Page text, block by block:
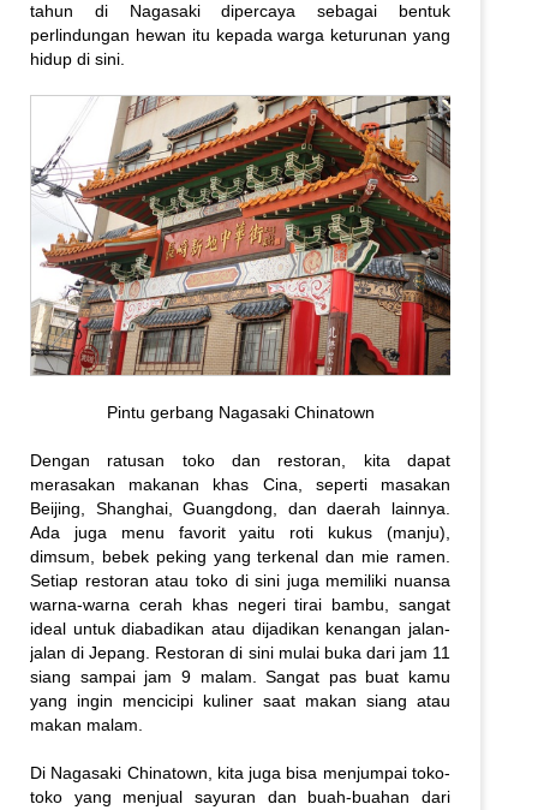
tahun di Nagasaki dipercaya sebagai bentuk
perlindungan hewan itu kepada warga keturunan yang
hidup di sini.
Pintu gerbang Nagasaki Chinatown
Dengan ratusan toko dan restoran, kita dapat
merasakan makanan khas Cina, seperti masakan
Beijing, Shanghai, Guangdong, dan daerah lainnya.
Ada juga menu favorit yaitu roti kukus (manju),
dimsum, bebek peking yang terkenal dan mie ramen.
Setiap restoran atau toko di sini juga memiliki nuansa
warna-warna cerah khas negeri tirai bambu, sangat
ideal untuk diabadikan atau dijadikan kenangan jalan-
jalan di Jepang. Restoran di sini mulai buka dari jam 11
siang sampai jam 9 malam. Sangat pas buat kamu
yang ingin mencicipi kuliner saat makan siang atau
makan malam.
Di Nagasaki Chinatown, kita juga bisa menjumpai toko-
toko yang menjual sayuran dan buah-buahan dari